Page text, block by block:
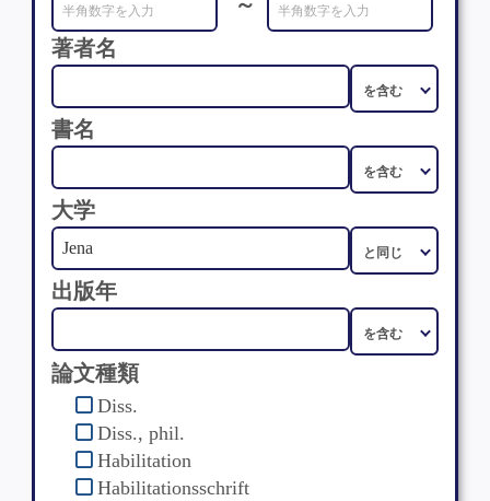
著者名
書名
大学
出版年
論文種類
Diss.
Diss., phil.
Habilitation
Habilitationsschrift